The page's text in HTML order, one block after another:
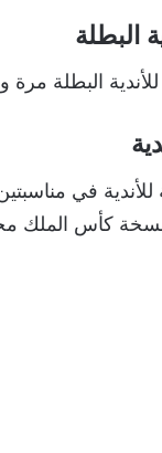
البطلة
البطلة مرة
والثانية عام 2020 في